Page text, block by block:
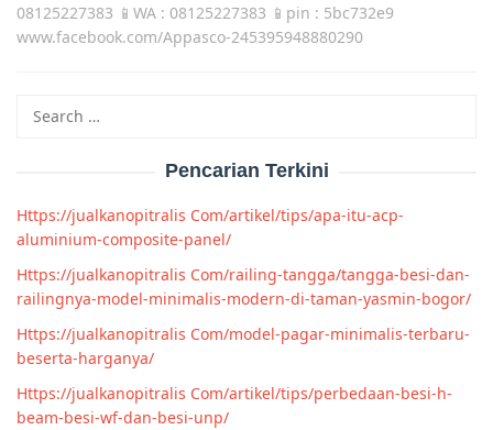
08125227383 📱WA : 08125227383 📱pin : 5bc732e9
www.facebook.com/Appasco-245395948880290
Pencarian Terkini
Https://jualkanopitralis Com/artikel/tips/apa-itu-acp-
aluminium-composite-panel/
Https://jualkanopitralis Com/railing-tangga/tangga-besi-dan-
railingnya-model-minimalis-modern-di-taman-yasmin-bogor/
Https://jualkanopitralis Com/model-pagar-minimalis-terbaru-
beserta-harganya/
Https://jualkanopitralis Com/artikel/tips/perbedaan-besi-h-
beam-besi-wf-dan-besi-unp/